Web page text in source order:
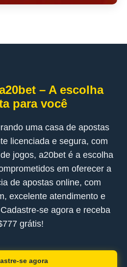
– A escolha
para você
uma casa de apostas
licenciada e segura, com
jogos, a20bet é a escolha
em oferecer a
de apostas online, com
excelente atendimento e
se agora e receba
grátis!
se agora